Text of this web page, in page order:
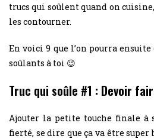
trucs qui soûlent quand on
les contourner.
En voici 9 que l’on pourra
soûlants à toi 😉
Truc qui soûle #1 : Devoir
Ajouter la petite touche finale à
fierté, se dire que ça va être